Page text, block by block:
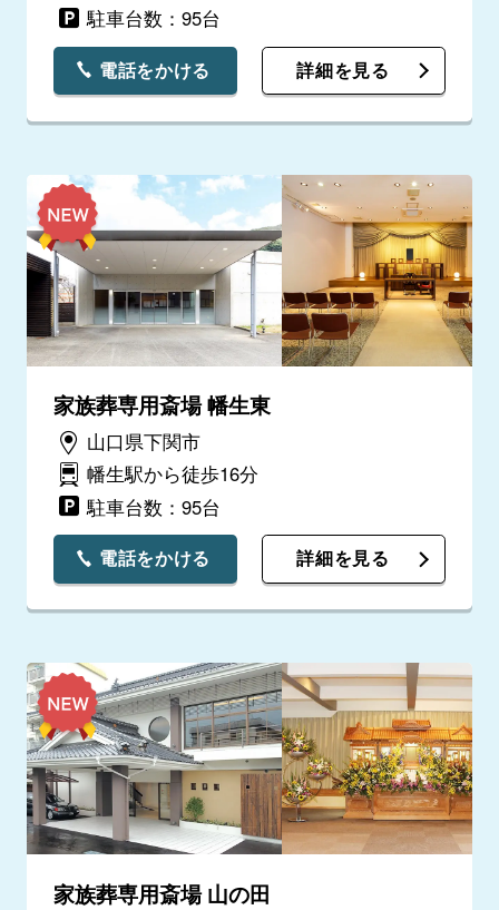
駐車台数：95台
電話をかける 詳細を見る
家族葬専用斎場 幡生東
山口県下関市
幡生駅から徒歩16分
駐車台数：95台
電話をかける 詳細を見る
家族葬専用斎場 山の田